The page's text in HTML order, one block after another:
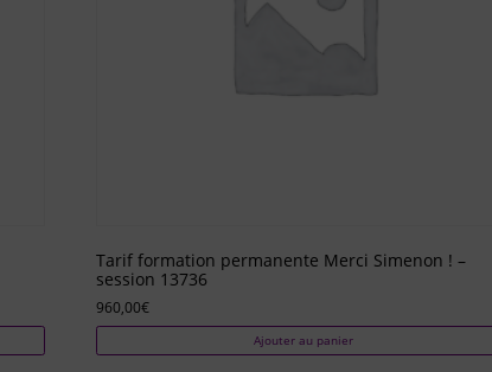
Tarif formation permanente Merci Simenon ! –
session 13736
960,00€
Ajouter au panier